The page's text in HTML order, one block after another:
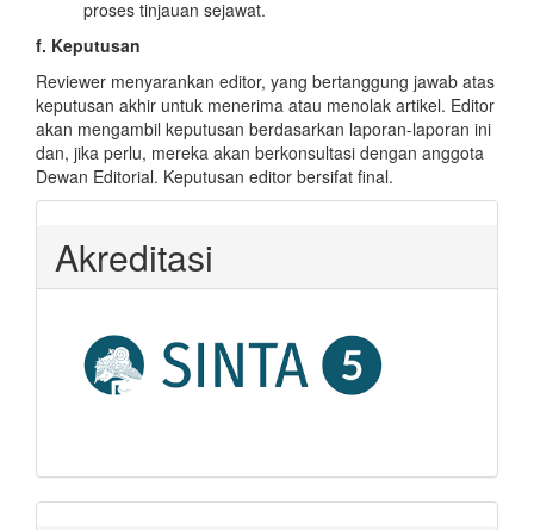
proses tinjauan sejawat.
f. Keputusan
Reviewer menyarankan editor, yang bertanggung jawab atas
keputusan akhir untuk menerima atau menolak artikel. Editor
akan mengambil keputusan berdasarkan laporan-laporan ini
dan, jika perlu, mereka akan berkonsultasi dengan anggota
Dewan Editorial. Keputusan editor bersifat final.
Akreditasi